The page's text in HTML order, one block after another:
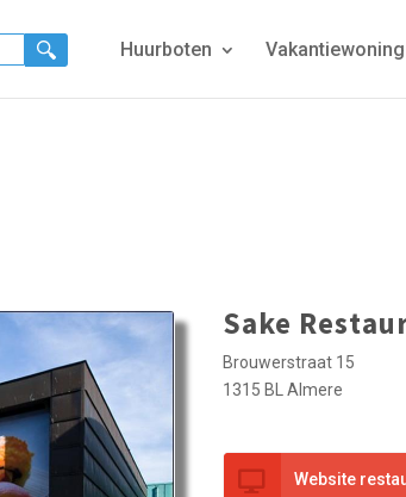
Huurboten
Sake
Brouwerstraat 15
1315 BL Almere
Website